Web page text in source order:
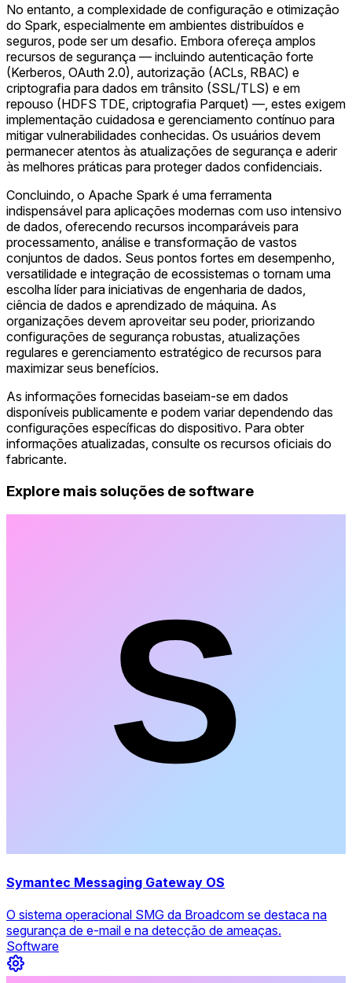
No entanto, a complexidade de configuração e otimização
do Spark, especialmente em ambientes distribuídos e
seguros, pode ser um desafio. Embora ofereça amplos
recursos de segurança — incluindo autenticação forte
(Kerberos, OAuth 2.0), autorização (ACLs, RBAC) e
criptografia para dados em trânsito (SSL/TLS) e em
repouso (HDFS TDE, criptografia Parquet) —, estes exigem
implementação cuidadosa e gerenciamento contínuo para
mitigar vulnerabilidades conhecidas. Os usuários devem
permanecer atentos às atualizações de segurança e aderir
às melhores práticas para proteger dados confidenciais.
Concluindo, o Apache Spark é uma ferramenta
indispensável para aplicações modernas com uso intensivo
de dados, oferecendo recursos incomparáveis para
processamento, análise e transformação de vastos
conjuntos de dados. Seus pontos fortes em desempenho,
versatilidade e integração de ecossistemas o tornam uma
escolha líder para iniciativas de engenharia de dados,
ciência de dados e aprendizado de máquina. As
organizações devem aproveitar seu poder, priorizando
configurações de segurança robustas, atualizações
regulares e gerenciamento estratégico de recursos para
maximizar seus benefícios.
As informações fornecidas baseiam-se em dados
disponíveis publicamente e podem variar dependendo das
configurações específicas do dispositivo. Para obter
informações atualizadas, consulte os recursos oficiais do
fabricante.
Explore mais soluções de software
Symantec Messaging Gateway OS
O sistema operacional SMG da Broadcom se destaca na
segurança de e-mail e na detecção de ameaças.
Software